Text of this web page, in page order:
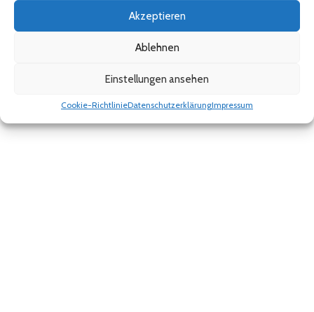
Akzeptieren
Ablehnen
Einstellungen ansehen
Cookie-RichtlinieDatenschutzerklärungImpressum